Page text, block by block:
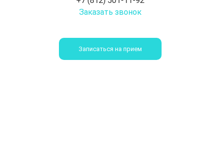
Заказать звонок
Записаться на прием